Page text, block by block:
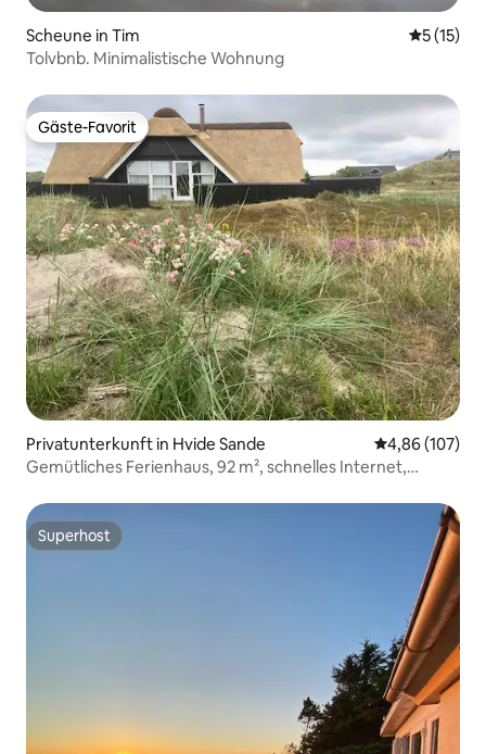
Scheune in Tim
5 (15)
Tolvbnb. Minimalistische Wohnung
Gäste-Favorit
Gäste-Favorit
Privatunterkunft in Hvide Sande
4,86 (107)
Gemütliches Ferienhaus, 92 m², schnelles Internet,
Superhost
Superhost